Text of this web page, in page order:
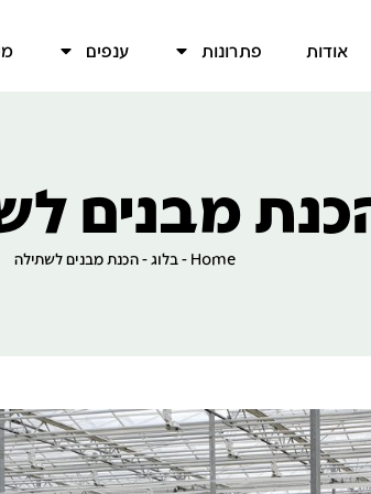
אודות פתרונות ענפים
מבנים
Home
-בלוג-הכנת מבנים לשתילה